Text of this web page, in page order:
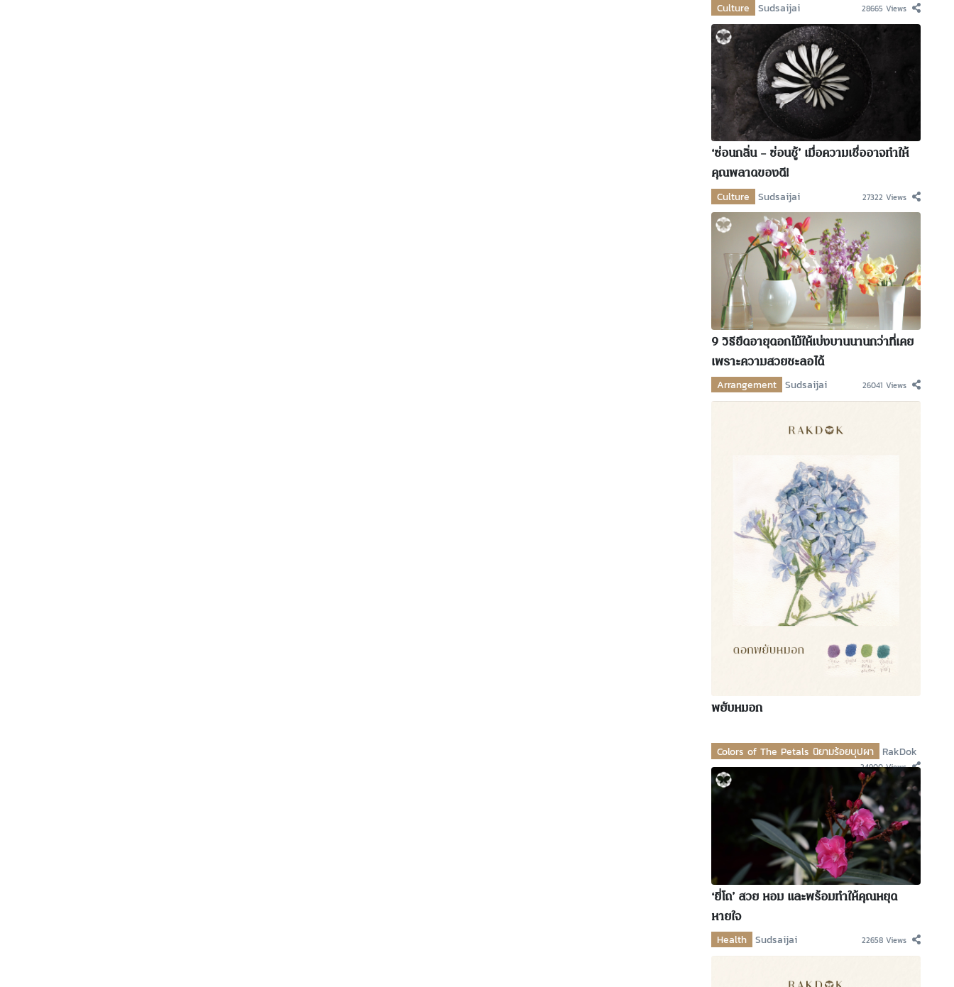
Culture Sudsaijai 28665 Views
‘ซ่อนกลิ่น – ซ่อนชู้’ เมื่อความเชื่ออาจทำให้
คุณพลาดของดี!
Culture Sudsaijai 27322 Views
9 วิธียืดอายุดอกไม้ให้เบ่งบานนานกว่าที่เคย
เพราะความสวยชะลอได้
Arrangement Sudsaijai 26041 Views
พยับหมอก
Colors of The Petals นิยามร้อยบุปผา RakDok
24900 Views
‘ยี่โถ’ สวย หอม และพร้อมทำให้คุณหยุด
หายใจ
Health Sudsaijai 22658 Views